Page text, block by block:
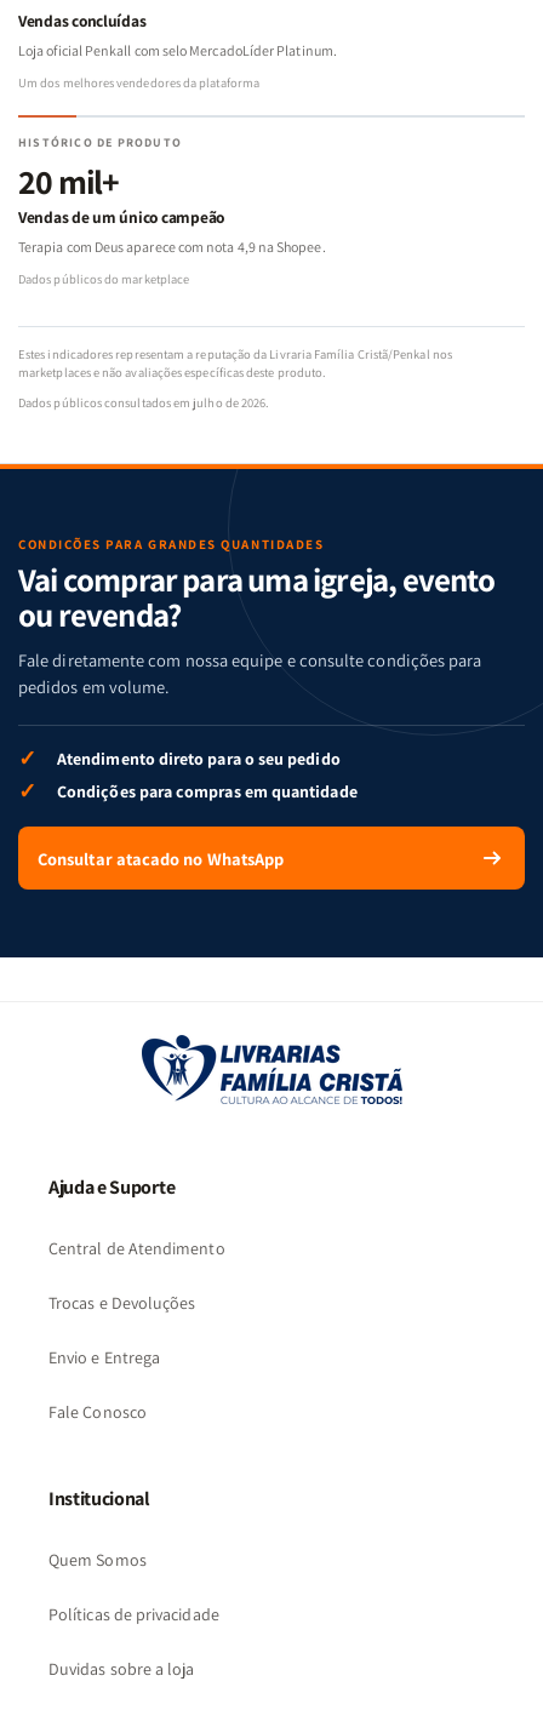
Vendas concluídas
Loja oficial Penkall com selo MercadoLíder Platinum.
Um dos melhores vendedores da plataforma
HISTÓRICO DE PRODUTO
20 mil+
Vendas de um único campeão
Terapia com Deus aparece com nota 4,9 na Shopee.
Dados públicos do marketplace
Estes indicadores representam a reputação da Livraria Família Cristã/Penkal nos
marketplaces e não avaliações específicas deste produto.
Dados públicos consultados em julho de 2026.
CONDIÇÕES PARA GRANDES QUANTIDADES
Vai comprar para uma igreja, evento
ou revenda?
Fale diretamente com nossa equipe e consulte condições para
pedidos em volume.
✓ Atendimento direto para o seu pedido
✓ Condições para compras em quantidade
Consultar atacado no WhatsApp
Ajuda e Suporte
Central de Atendimento
Trocas e Devoluções
Envio e Entrega
Fale Conosco
Institucional
Quem Somos
Políticas de privacidade
Duvidas sobre a loja